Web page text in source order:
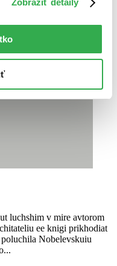
Zobraziť detaily
luchshim v mire avtorom
ee knigi prikhodiat
Nobelevskuiu